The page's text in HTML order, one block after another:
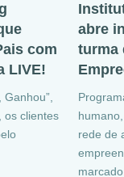
com
LIVE!
os clientes
abre
turma
rede de